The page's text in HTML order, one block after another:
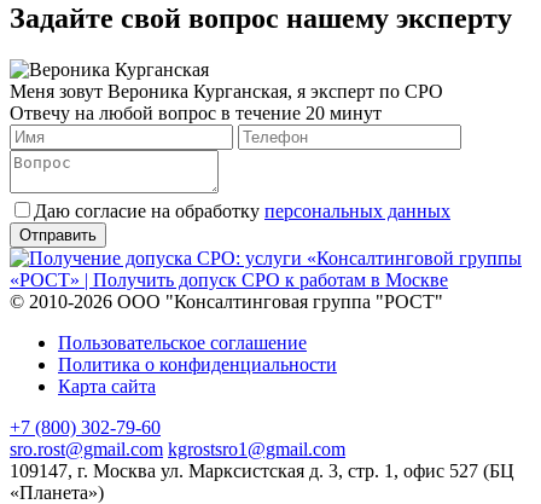
Задайте свой вопрос нашему эксперту
Меня зовут Вероника Курганская, я эксперт по СРО
Отвечу на любой вопрос в течение 20 минут
Даю согласие на обработку персональных данных
© 2010-2026 ООО "Консалтинговая группа "РОСТ"
Пользовательское соглашение
Политика о конфиденциальности
Карта сайта
+7 (800) 302-79-60
sro.rost@gmail.com kgrostsro1@gmail.com
109147, г. Москва ул. Марксистская д. 3, стр. 1, офис 527 (БЦ
«Планета»)